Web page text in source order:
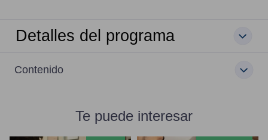
Detalles del programa
Contenido
Te puede interesar